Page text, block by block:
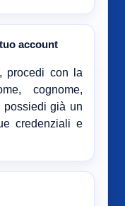
account
procedi con la
cognome,
già un
credenziali e